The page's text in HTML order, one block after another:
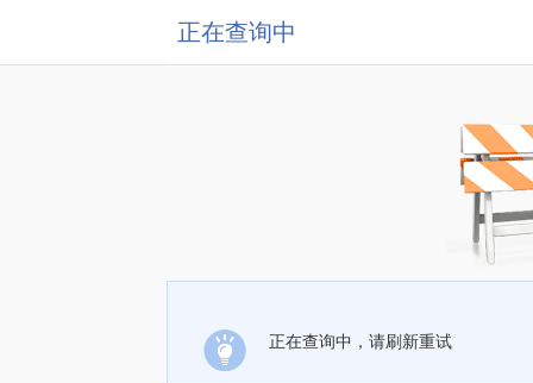
正在查询中
正在查询中，请刷新重试